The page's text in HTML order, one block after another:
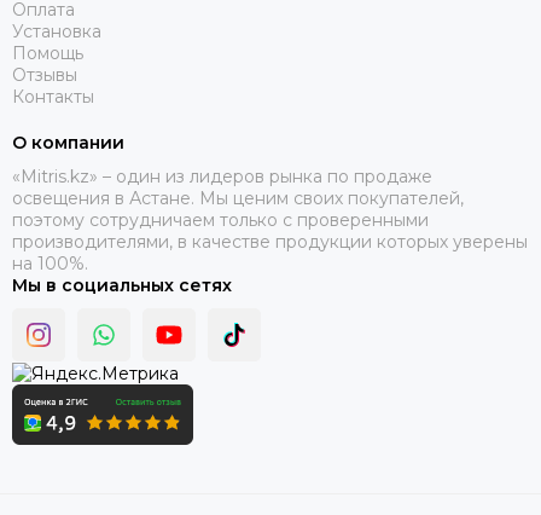
Оплата
Установка
Помощь
Отзывы
Контакты
О компании
«Mitris.kz» – один из лидеров рынка по продаже
освещения в Астане. Мы ценим своих покупателей,
поэтому сотрудничаем только с проверенными
производителями, в качестве продукции которых уверены
на 100%.
Мы в социальных сетях